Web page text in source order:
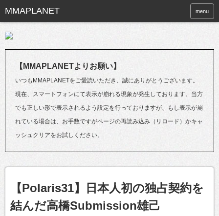
menu
【MMAPLANETよりお願い】
いつもMMAPLANETをご愛読いただき、誠にありがとうございます。
現在、スマートフォンにて表示が崩れる現象が発生しております。当方
でも正しい形で表示されるよう設定を行っておりますが、もし表示が崩
れている場合は、お手数ですがページの再読み込み（リロード）かキャ
ッシュクリアをお試しください。
【Polaris31】日本人初の独占契約を
結んだ高橋Submission雄己